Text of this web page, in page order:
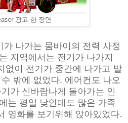
광고 한 장면
가 나가는 뭄바이의 전력 사정
지역에서는 전기가 나가지
없이 전기가 중간에 나가고 발
밖에 없었다. 에어컨도 나오
가 신바람나게 돌아가는 인
는 평일 낮인데도 많은 가족
영화를 보기위해 앉아있었다.